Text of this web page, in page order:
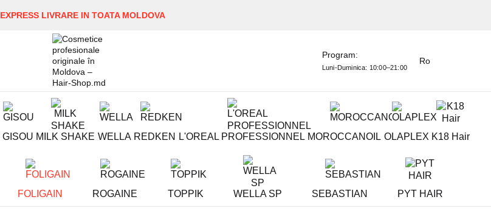
EXPRESS LIVRARE IN TOATA MOLDOVA
Program:
Luni-Duminica: 10:00–21:00
Ro
GISOU MILK SHAKE WELLA REDKEN L'OREAL PROFESSIONNEL MOROCCANOIL OLAPLEX K18 Hair
FOLIGAIN ROGAINE TOPPIK WELLA SP SEBASTIAN PYT HAIR